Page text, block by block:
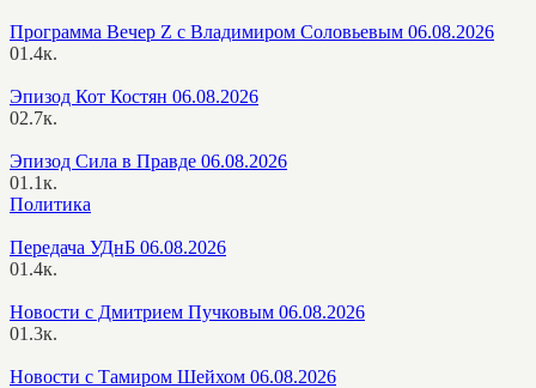
Программа Вечер Z с Владимиром Соловьевым 06.08.2026
01.4к.
Эпизод Кот Костян 06.08.2026
02.7к.
Эпизод Сила в Правде 06.08.2026
01.1к.
Политика
Передача УДнБ 06.08.2026
01.4к.
Новости с Дмитрием Пучковым 06.08.2026
01.3к.
Новости с Тамиром Шейхом 06.08.2026